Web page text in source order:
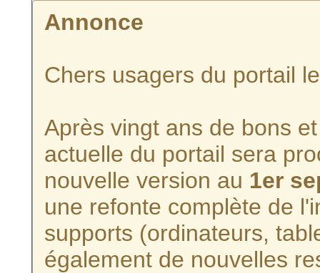
Annonce
Chers usagers du portail
Après vingt ans de bons
actuelle du portail sera
nouvelle version au 1er
une refonte complète de
supports (ordinateurs,
également de nouvelles